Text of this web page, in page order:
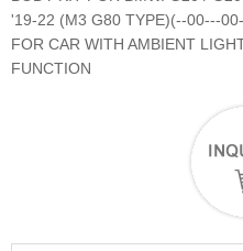
'19-22 (M3 G80 TYPE)(--00---
FOR CAR WITH AMBIENT
FUNCTION